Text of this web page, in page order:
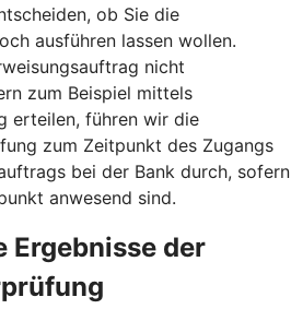
ob Sie die
ausführen lassen wollen.
nicht
zum Beispiel mittels
erteilen, führen wir die
zum Zeitpunkt des Zugangs
bei der Bank durch, sofern
anwesend sind.
Ergebnisse der